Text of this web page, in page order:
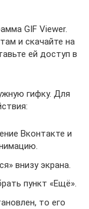
GIF Viewer.
и скачайте на
ей доступ в
гифку. Для
Вконтакте и
внизу экрана.
пункт «Ещё».
то его